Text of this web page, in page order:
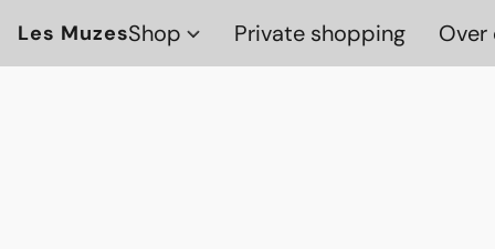
Les MuzesShop Private shopping Over